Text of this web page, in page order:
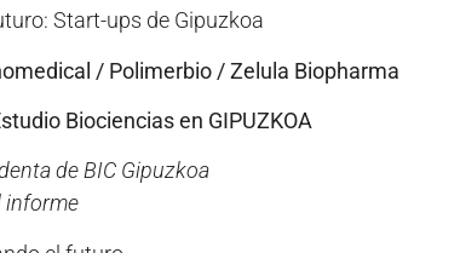
Start-ups de Gipuzkoa
/ Polimerbio / Zelula Biopharma
Biociencias en GIPUZKOA
de BIC Gipuzkoa
informe